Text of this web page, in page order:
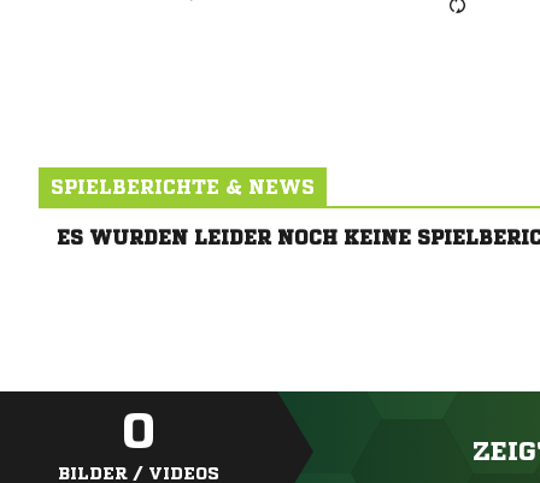
SPIELBERICHTE & NEWS
ES WURDEN LEIDER NOCH KEINE
0
BILDER / VIDEOS